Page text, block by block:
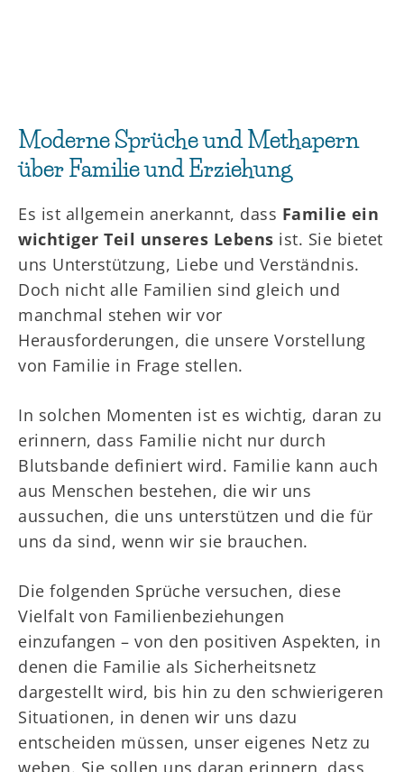
Moderne Sprüche und Methapern
über Familie und Erziehung
Es ist allgemein anerkannt, dass Familie ein
wichtiger Teil unseres Lebens ist. Sie bietet
uns Unterstützung, Liebe und Verständnis.
Doch nicht alle Familien sind gleich und
manchmal stehen wir vor
Herausforderungen, die unsere Vorstellung
von Familie in Frage stellen.
In solchen Momenten ist es wichtig, daran zu
erinnern, dass Familie nicht nur durch
Blutsbande definiert wird. Familie kann auch
aus Menschen bestehen, die wir uns
aussuchen, die uns unterstützen und die für
uns da sind, wenn wir sie brauchen.
Die folgenden Sprüche versuchen, diese
Vielfalt von Familienbeziehungen
einzufangen – von den positiven Aspekten, in
denen die Familie als Sicherheitsnetz
dargestellt wird, bis hin zu den schwierigeren
Situationen, in denen wir uns dazu
entscheiden müssen, unser eigenes Netz zu
weben. Sie sollen uns daran erinnern, dass